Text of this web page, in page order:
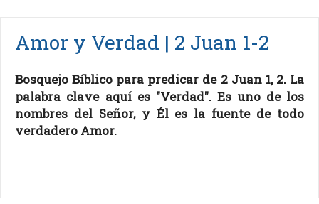
Amor y Verdad | 2 Juan 1-2
Bosquejo Bíblico para predicar de 2 Juan 1, 2. La
palabra clave aquí es "Verdad". Es uno de los
nombres del Señor, y Él es la fuente de todo
verdadero Amor.